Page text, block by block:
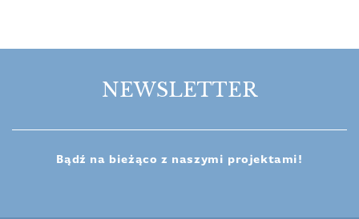
NEWSLETTER
Bądź na bieżąco z naszymi projektami!